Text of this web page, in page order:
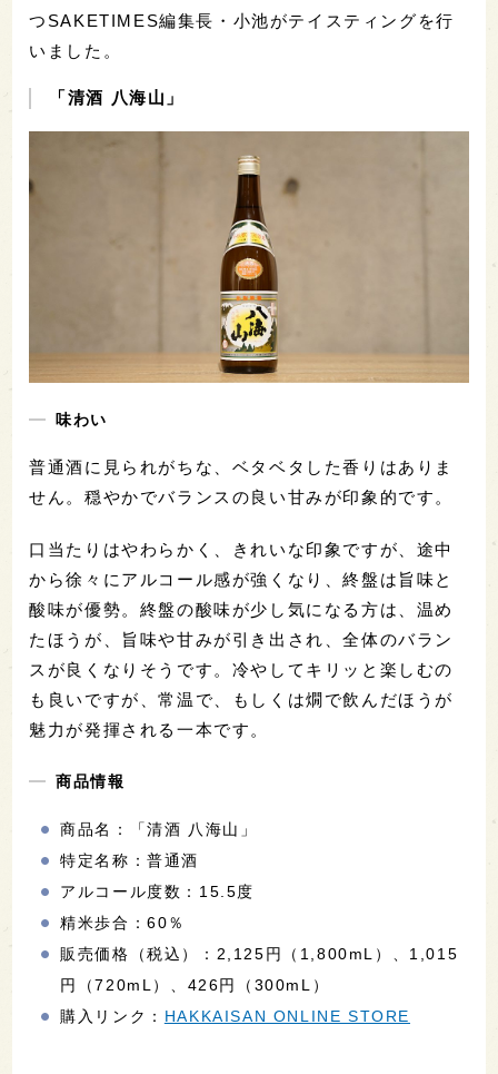
つSAKETIMES編集長・小池がテイスティングを行
いました。
「清酒 八海山」
味わい
普通酒に見られがちな、ベタベタした香りはありま
せん。穏やかでバランスの良い甘みが印象的です。
口当たりはやわらかく、きれいな印象ですが、途中
から徐々にアルコール感が強くなり、終盤は旨味と
酸味が優勢。終盤の酸味が少し気になる方は、温め
たほうが、旨味や甘みが引き出され、全体のバラン
スが良くなりそうです。冷やしてキリッと楽しむの
も良いですが、常温で、もしくは燗で飲んだほうが
魅力が発揮される一本です。
商品情報
商品名：「清酒 八海山」
特定名称：普通酒
アルコール度数：15.5度
精米歩合：60％
販売価格（税込）：2,125円（1,800mL）、1,015
円（720mL）、426円（300mL）
購入リンク： HAKKAISAN ONLINE STORE